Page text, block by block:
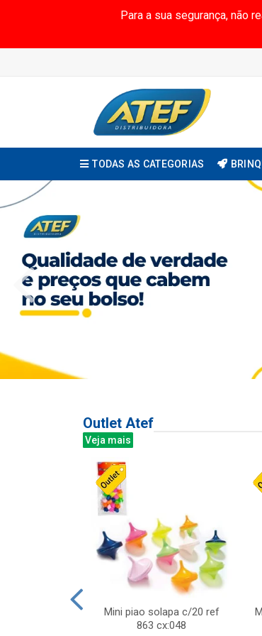
Para a sua segurança, não
TODAS AS CATEGORIAS
Outlet Atef
Veja mais
Mini piao solapa c/20 ref
863 cx:048